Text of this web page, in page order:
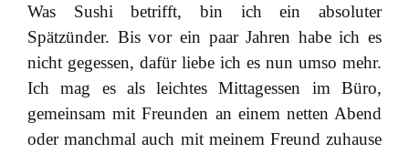
Was Sushi betrifft, bin ich ein absoluter
Spätzünder. Bis vor ein paar Jahren habe ich es
nicht gegessen, dafür liebe ich es nun umso mehr.
Ich mag es als leichtes Mittagessen im Büro,
gemeinsam mit Freunden an einem netten Abend
oder manchmal auch mit meinem Freund zuhause